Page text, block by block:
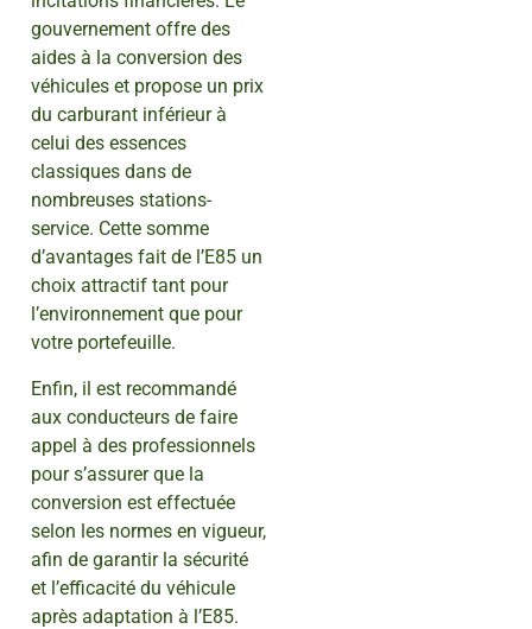
gouvernement offre des
aides à la conversion des
véhicules et propose un prix
du carburant inférieur à
celui des essences
classiques dans de
nombreuses stations-
service. Cette somme
d’avantages fait de l’E85 un
choix attractif tant pour
l’environnement que pour
votre portefeuille.
Enfin, il est recommandé
aux conducteurs de faire
appel à des professionnels
pour s’assurer que la
conversion est effectuée
selon les normes en vigueur,
afin de garantir la sécurité
et l’efficacité du véhicule
après adaptation à l’E85.